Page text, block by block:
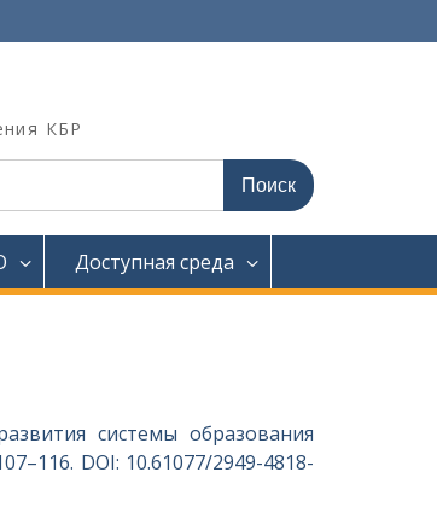
КБР
Доступная среда
системы образования
DOI: 10.61077/2949-4818-